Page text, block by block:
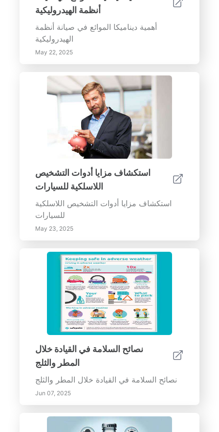
أنظمة الهيدروليكية
أهمية ديناميكا الموائع في صيانة أنظمة
الهيدروليكية
May 22, 2025
استكشاف مزايا أدوات التشخيص
اللاسلكية للسيارات
استكشاف مزايا أدوات التشخيص اللاسلكية
للسيارات
May 23, 2025
نصائح السلامة في القيادة خلال
المطر والثلج
نصائح السلامة في القيادة خلال المطر والثلج
Jun 07, 2025